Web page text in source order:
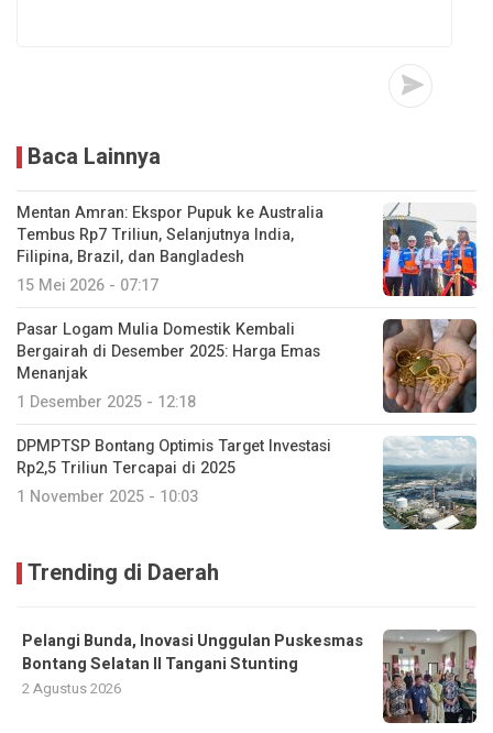
Baca Lainnya
Mentan Amran: Ekspor Pupuk ke Australia
Tembus Rp7 Triliun, Selanjutnya India,
Filipina, Brazil, dan Bangladesh
15 Mei 2026 - 07:17
Pasar Logam Mulia Domestik Kembali
Bergairah di Desember 2025: Harga Emas
Menanjak
1 Desember 2025 - 12:18
DPMPTSP Bontang Optimis Target Investasi
Rp2,5 Triliun Tercapai di 2025
1 November 2025 - 10:03
Trending di Daerah
Pelangi Bunda, Inovasi Unggulan Puskesmas
Bontang Selatan II Tangani Stunting
2 Agustus 2026